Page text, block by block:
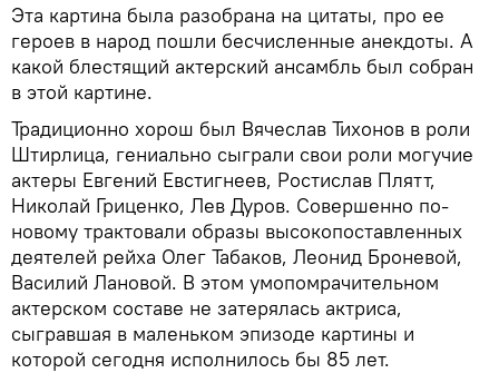
Эта картина была разобрана на цитаты, про ее
героев в народ пошли бесчисленные анекдоты. А
какой блестящий актерский ансамбль был собран
в этой картине.
Традиционно хорош был Вячеслав Тихонов в роли
Штирлица, гениально сыграли свои роли могучие
актеры Евгений Евстигнеев, Ростислав Плятт,
Николай Гриценко, Лев Дуров. Совершенно по-
новому трактовали образы высокопоставленных
деятелей рейха Олег Табаков, Леонид Броневой,
Василий Лановой. В этом умопомрачительном
актерском составе не затерялась актриса,
сыгравшая в маленьком эпизоде картины и
которой сегодня исполнилось бы 85 лет.